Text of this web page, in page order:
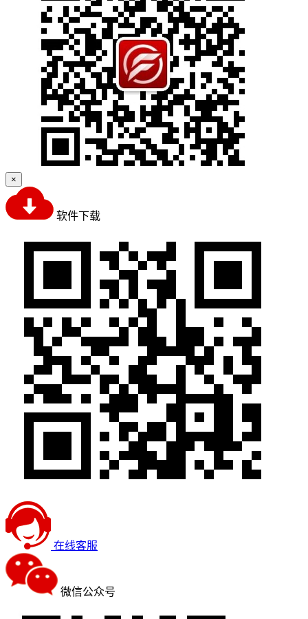
×
软件下载
在线客服
微信公众号